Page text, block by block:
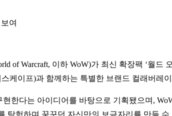
여
of Warcraft, 이하 WoW)가 최신 확장팩 ‘월드
케이프)과 함께하는 특별한 브랜드 컬래버레
한다는 아이디어를 바탕으로 기획됐으며,
험하며 꿈꾸던 자신만의 보금자리를 만들